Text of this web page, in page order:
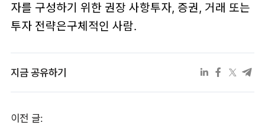
자를 구성하기 위한 권장 사항투자, 증권, 거래 또는
투자 전략은구체적인 사람.
지금 공유하기
이전 글: